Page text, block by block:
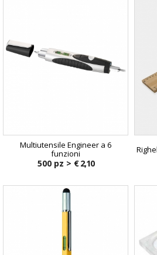
Multiutensile Engineer a 6
funzioni
500 pz > € 2,10